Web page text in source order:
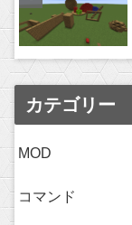
カテゴリー
MOD
コマンド